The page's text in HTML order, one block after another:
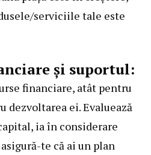
serviciile tale este
și suportul:
financiare, atât pentru
dezvoltarea ei. Evaluează
ia în considerare
te că ai un plan